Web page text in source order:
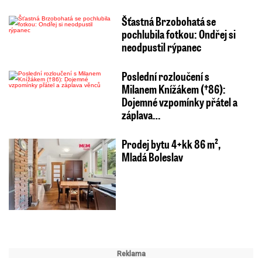
Šťastná Brzobohatá se
pochlubila fotkou: Ondřej si
neodpustil rýpanec
Poslední rozloučení s
Milanem Knížákem (†86):
Dojemné vzpomínky přátel a
záplava…
Prodej bytu 4+kk 86 m²,
Mladá Boleslav